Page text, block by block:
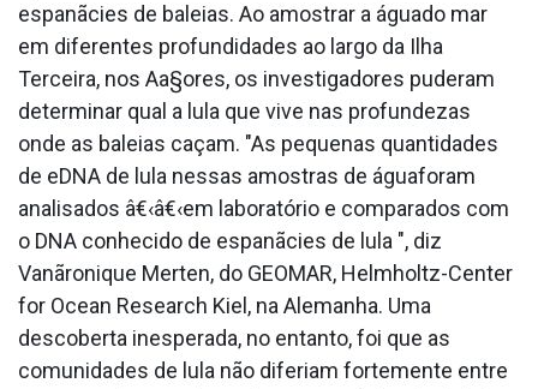
espanãcies de baleias. Ao amostrar a águado mar
em diferentes profundidades ao largo da Ilha
Terceira, nos Aa§ores, os investigadores puderam
determinar qual a lula que vive nas profundezas
onde as baleias caçam. "As pequenas quantidades
de eDNA de lula nessas amostras de águaforam
analisados â€‹â€‹em laboratório e comparados com
o DNA conhecido de espanãcies de lula ", diz
Vanãronique Merten, do GEOMAR, Helmholtz-Center
for Ocean Research Kiel, na Alemanha. Uma
descoberta inesperada, no entanto, foi que as
comunidades de lula não diferiam fortemente entre